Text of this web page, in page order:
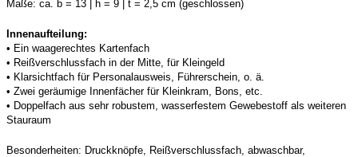
Maße: ca. b = 13 | h = 9 | t = 2,5 cm (geschlossen)
Innenaufteilung:
• Ein waagerechtes Kartenfach
• Reißverschlussfach in der Mitte, für Kleingeld
• Klarsichtfach für Personalausweis, Führerschein, o. ä.
• Zwei geräumige Innenfächer für Kleinkram, Bons, etc.
• Doppelfach aus sehr robustem, wasserfestem Gewebestoff als weiteren
Stauraum
Besonderheiten: Druckknöpfe, Reißverschlussfach, abwaschbar,